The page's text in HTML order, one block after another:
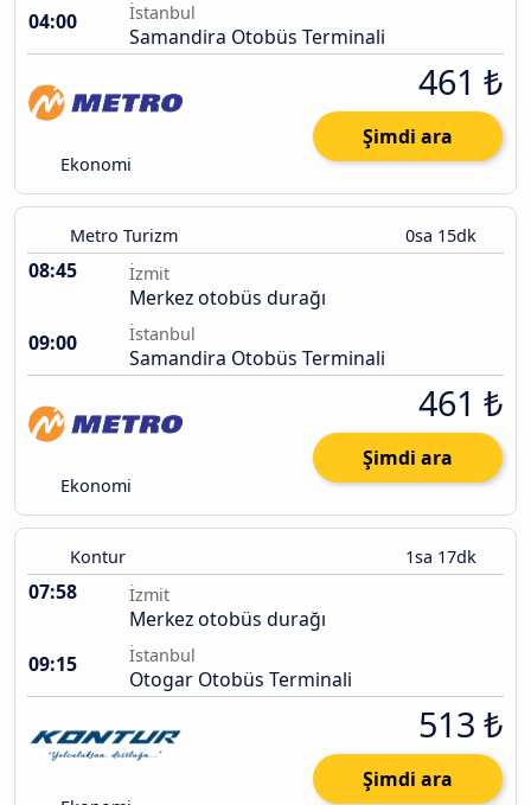
04:00
İstanbul
Samandira Otobüs Terminali
Ekonomi
461 ₺
Şimdi ara
Metro Turizm 0sa 15dk
08:45 İzmit
Merkez otobüs durağı
09:00
İstanbul
Samandira Otobüs Terminali
Ekonomi
461 ₺
Şimdi ara
Kontur 1sa 17dk
07:58 İzmit
Merkez otobüs durağı
09:15
İstanbul
Otogar Otobüs Terminali
513 ₺
Şimdi ara